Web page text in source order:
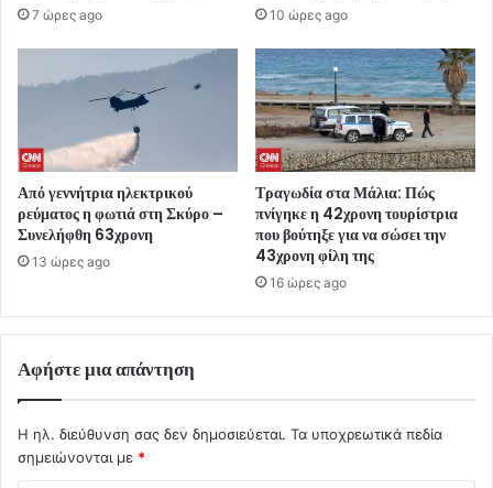
7 ώρες ago 10 ώρες ago
Από γεννήτρια ηλεκτρικού
ρεύματος η φωτιά στη Σκύρο –
Συνελήφθη 63χρονη
13 ώρες ago
Τραγωδία στα Μάλια: Πώς
πνίγηκε η 42χρονη τουρίστρια
που βούτηξε για να σώσει την
43χρονη φίλη της
16 ώρες ago
Αφήστε μια απάντηση
Η ηλ. διεύθυνση σας δεν δημοσιεύεται. Τα υποχρεωτικά πεδία
σημειώνονται με *